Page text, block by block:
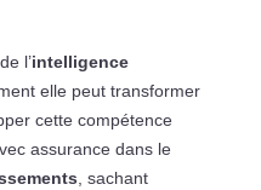
l’intelligence
elle peut transformer
cette compétence
assurance dans le
, sachant